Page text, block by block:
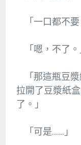
「一口都不要
「嗯，不了。
「那這瓶豆漿
拉開了豆漿紙
了。」
「可是……」